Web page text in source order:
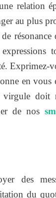
relation
au plus
résonance
Exprimez-
en vous
doit
de nos
des
du